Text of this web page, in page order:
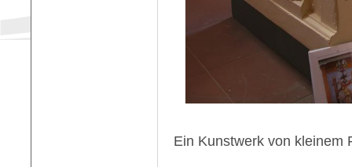
Ein Kunstwerk von kleinem